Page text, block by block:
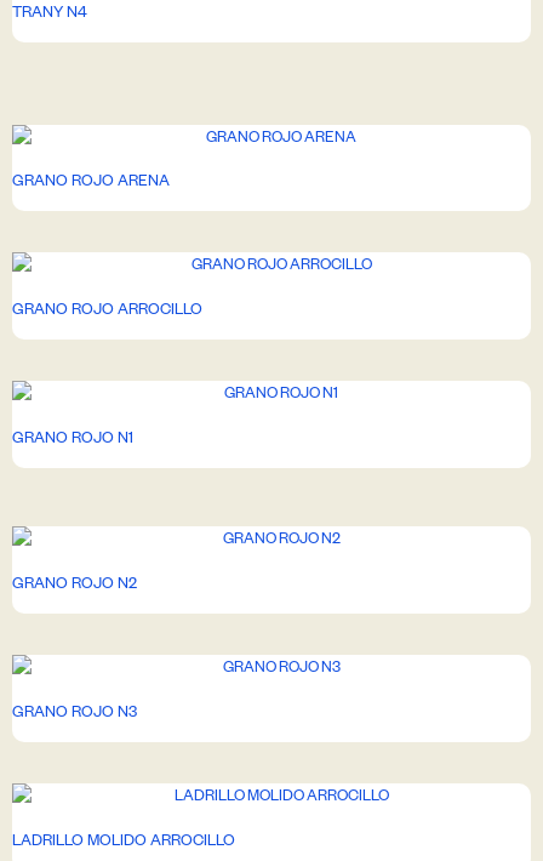
TRANY N4
GRANO ROJO ARENA
GRANO ROJO ARROCILLO
GRANO ROJO N1
GRANO ROJO N2
GRANO ROJO N3
LADRILLO MOLIDO ARROCILLO